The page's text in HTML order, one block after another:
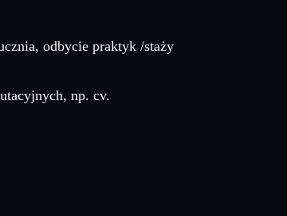
odbycie praktyk /staży
np. cv.